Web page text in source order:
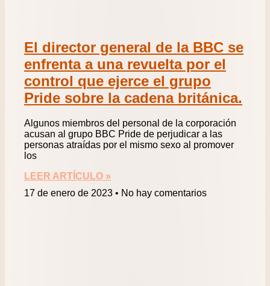
El director general de la BBC se
enfrenta a una revuelta por el
control que ejerce el grupo
Pride sobre la cadena británica.
Algunos miembros del personal de la corporación
acusan al grupo BBC Pride de perjudicar a las
personas atraídas por el mismo sexo al promover
los
LEER ARTÍCULO »
17 de enero de 2023
No hay comentarios